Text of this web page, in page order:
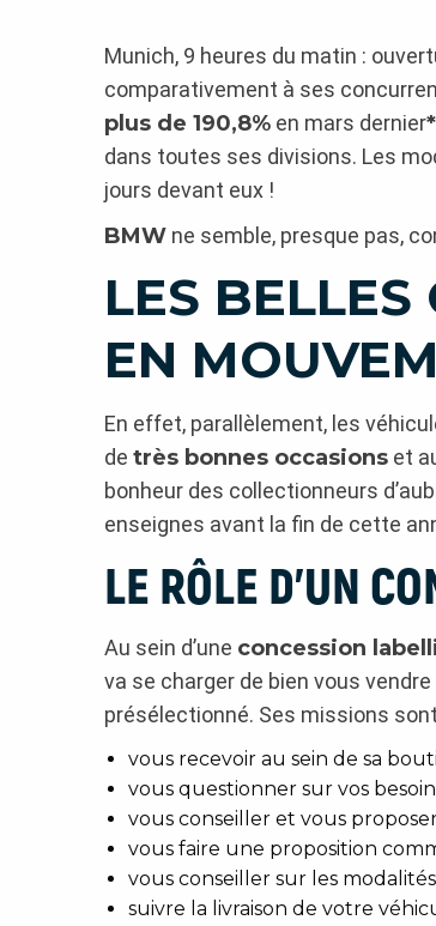
Munich, 9 heures du matin :
comparativement à ses
plus de 190,8% en mars dernier*
dans toutes ses divisions. Les
jours devant eux !
BMW ne semble, presque pas,
LES BELLES
EN
En effet, parallèlement, les
de très bonnes occasions et
bonheur des collectionneurs
enseignes avant la fin de cette
LE RÔLE D’UN
Au sein d’une concession
va se charger de bien vous
présélectionné. Ses missions
vous recevoir au sein de sa
vous questionner sur vos
vous conseiller et vous
vous faire une proposition
vous conseiller sur les
suivre la livraison de votre